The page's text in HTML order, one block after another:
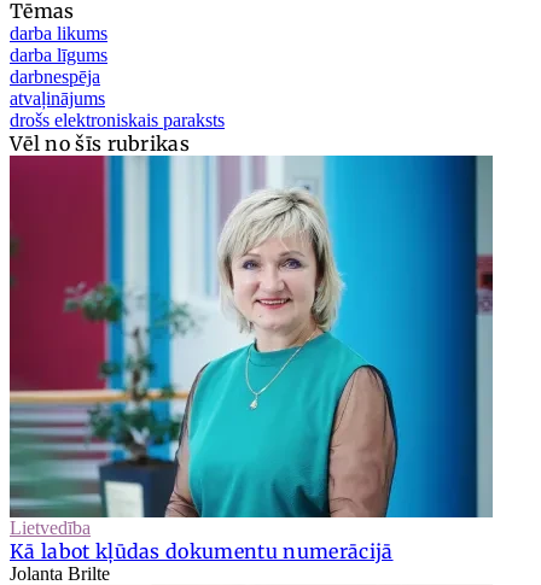
Tēmas
darba likums
darba līgums
darbnespēja
atvaļinājums
drošs elektroniskais paraksts
Vēl no šīs rubrikas
Lietvedība
Kā labot kļūdas dokumentu numerācijā
Jolanta Brilte